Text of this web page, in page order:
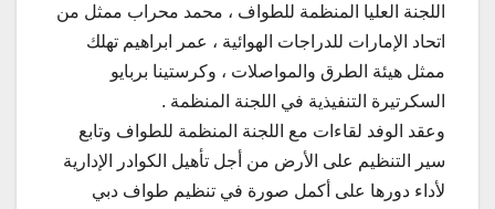
اللجنة العليا المنظمة للطواف ، محمد محراب ممثل من
اتحاد الإمارات للدراجات الهوائية ، عمر ابراهيم تهلك
ممثل هيئة الطرق والمواصلات ، وكرستينا بربايو
السكرتيرة التنفيذية في اللجنة المنظمة .
وعقد الوفد لقاءات مع اللجنة المنظمة للطواف وتابع
سير التنظيم على الأرض من أجل تأهيل الكوادر الإدارية
لأداء دورها على أكمل صورة في تنظيم طواف دبي